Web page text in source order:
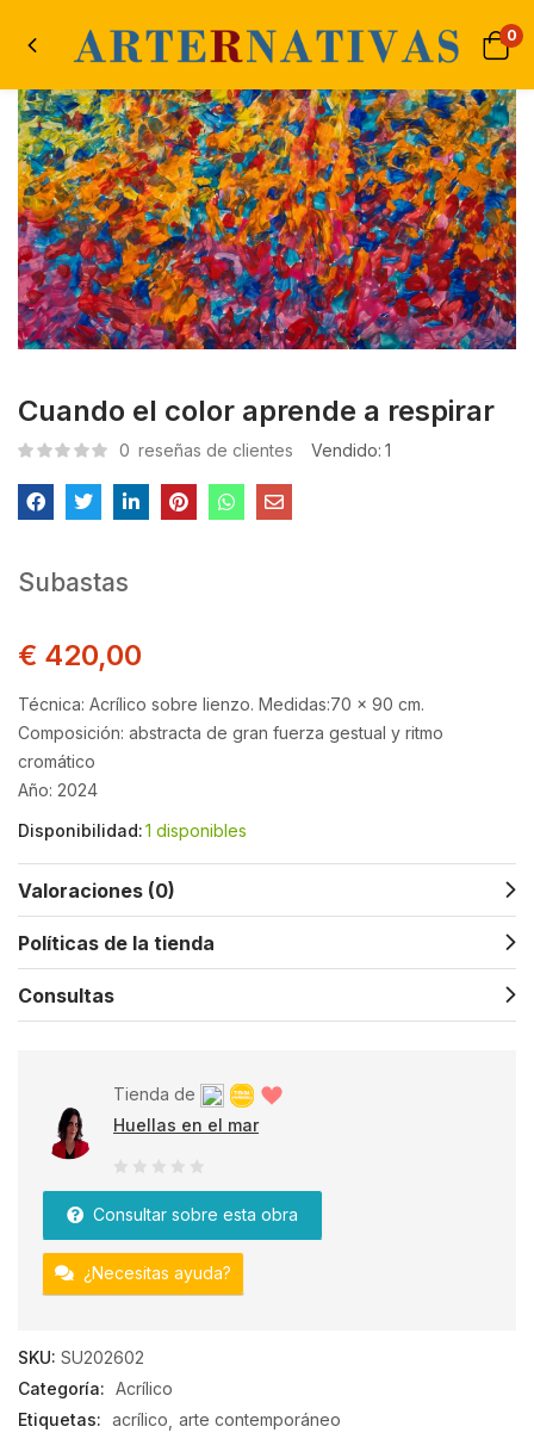
0
Cuando el color aprende a respirar
0 reseñas de clientes Vendido: 1
Subastas
€ 420,00
Técnica: Acrílico sobre lienzo. Medidas:70 x 90 cm.
Composición: abstracta de gran fuerza gestual y ritmo
cromático
Año: 2024
Disponibilidad:1 disponibles
Valoraciones (0)
Políticas de la tienda
Consultas
Tienda de
Huellas en el mar
0
de
5
Consultar sobre esta obra
¿Necesitas ayuda?
SKU: SU202602
Categoría: Acrílico
Etiquetas: acrílico arte contemporáneo